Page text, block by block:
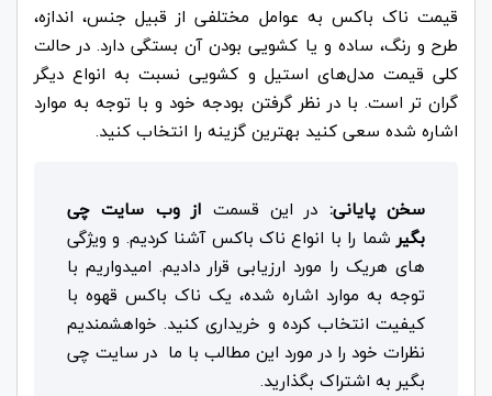
قیمت ناک باکس به عوامل مختلفی از قبیل جنس، اندازه،
طرح و رنگ، ساده و یا کشویی بودن آن بستگی دارد. در حالت
کلی قیمت مدل‌های استیل و کشویی نسبت به انواع دیگر
گران تر است. با در نظر گرفتن بودجه خود و با توجه به موارد
اشاره شده سعی کنید بهترین گزینه را انتخاب کنید.
سخن پایانی: در این قسمت از وب سایت چی
بگیر شما را با انواع ناک باکس آشنا کردیم. و ویژگی
های هریک را مورد ارزیابی قرار دادیم. امیدواریم با
توجه به موارد اشاره شده، یک ناک باکس قهوه با
کیفیت انتخاب کرده و خریداری کنید. خواهشمندیم
نظرات خود را در مورد این مطالب با ما در سایت چی
بگیر به اشتراک بگذارید.